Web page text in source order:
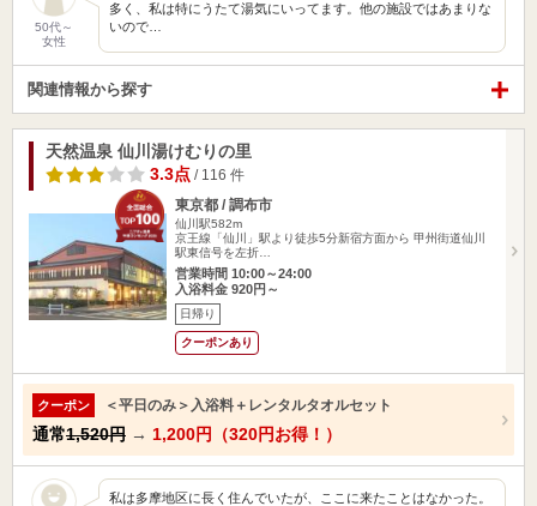
50代～
女性
多く、私は特にうたて湯気にいってます。他の施設ではあまりな
いので…
関連情報から探す
天然温泉 仙川湯けむりの里
3.3点 / 116 件
東京都 / 調布市
仙川駅582m
京王線「仙川」駅より徒歩5分新宿方面から 甲州街道仙川
駅東信号を左折…
営業時間 10:00～24:00
入浴料金 920円～
日帰り
クーポンあり
クーポン ＜平日のみ＞入浴料＋レンタルタオルセット
通常1,520円 → 1,200円（320円お得！）
私は多摩地区に長く住んでいたが、ここに来たことはなかった。